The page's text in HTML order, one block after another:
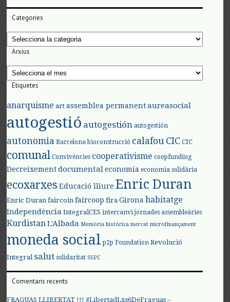
Categories
Categories
Arxius
Arxius
Etiquetes
anarquisme art assemblea permanent aureasocial
autogestió autogestión autogestión
autonomia Barcelona bioconstrucció calafouCIC CIC
comunal Convivències cooperativisme coopfunding
Decreixement documental economia economia solidària
ecoxarxes Educació lliure Enric Duran
Enric Duran faircoin faircoop fira Girona habitatge
Independència IntegralCES intercanvi jornades assembleàries
KurdistanL'Albada Memòria històrica mercat microfinançament
moneda social p2p Foundation Revolució
Integral salut solidaritat SSPC
Comentaris recents
FRAGUAS LLIBERTAT !!! #LibertadLxs6DeFraguas –